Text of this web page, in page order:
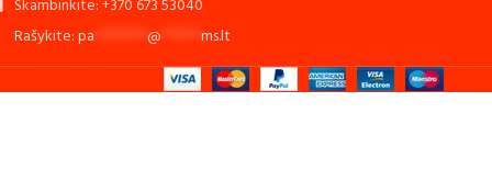
Skambinkite: +370 673 53040
Rašykite:pa ******** @ ****** ms.lt